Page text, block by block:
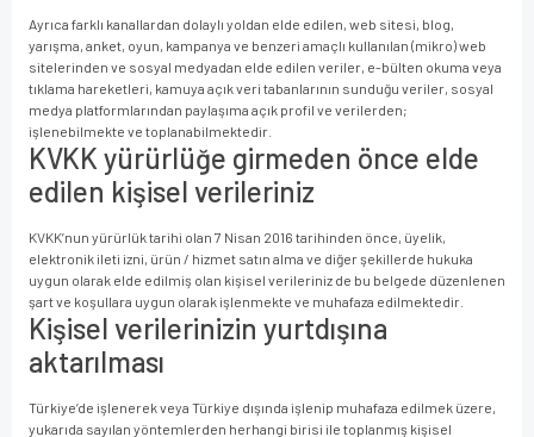
Ayrıca farklı kanallardan dolaylı yoldan elde edilen, web sitesi, blog,
yarışma, anket, oyun, kampanya ve benzeri amaçlı kullanılan (mikro) web
sitelerinden ve sosyal medyadan elde edilen veriler, e-bülten okuma veya
tıklama hareketleri, kamuya açık veri tabanlarının sunduğu veriler, sosyal
medya platformlarından paylaşıma açık profil ve verilerden;
işlenebilmekte ve toplanabilmektedir.
KVKK yürürlüğe girmeden önce elde
edilen kişisel verileriniz
KVKK’nun yürürlük tarihi olan 7 Nisan 2016 tarihinden önce, üyelik,
elektronik ileti izni, ürün / hizmet satın alma ve diğer şekillerde hukuka
uygun olarak elde edilmiş olan kişisel verileriniz de bu belgede düzenlenen
şart ve koşullara uygun olarak işlenmekte ve muhafaza edilmektedir.
Kişisel verilerinizin yurtdışına
aktarılması
Türkiye’de işlenerek veya Türkiye dışında işlenip muhafaza edilmek üzere,
yukarıda sayılan yöntemlerden herhangi birisi ile toplanmış kişisel